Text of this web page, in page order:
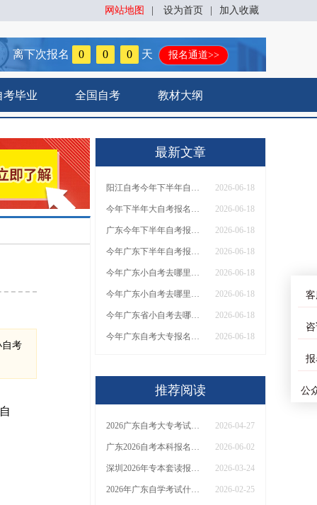
网站地图 设为首页 加入收藏
离下次报名 0 0 0 天 报名通道>>
考毕业 全国自考 教材大纲
自考
最新文章
阳江自考今年下半年自考报名时间在几月几号 2026-06-18
今年下半年大自考报名时间 具体安排一览 2026-06-18
广东今年下半年自考报名时间表新鲜出炉！ 2026-06-18
今年广东下半年自考报名时间和考试时间【新】 2026-06-18
今年广东小自考去哪里报名（附报考入口） 2026-06-18
今年广东小自考去哪里报名 自己能报名吗 2026-06-18
今年广东省小自考去哪报名考试？适合什么人考？ 2026-06-18
今年广东自考大专报名时间表 全年具体安排 2026-06-18
推荐阅读
2026广东自考大专考试时间是多少？报名费用是多少？ 2026-04-27
广东2026自考本科报名去哪报、怎么报？一文理清报名系统入口+报考步骤+考区选择注意事项！ 2026-06-02
深圳2026年专本套读报名官网、学费及报考条件 2026-03-24
2026年广东自学考试什么专业简单？开卷吗？ 2026-02-25
公